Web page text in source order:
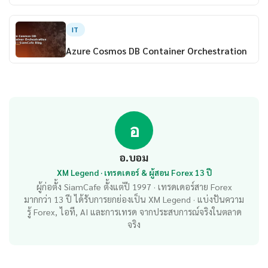
IT
Azure Cosmos DB Container Orchestration
อ
อ.บอม
XM Legend · เทรดเดอร์ & ผู้สอน Forex 13 ปี
ผู้ก่อตั้ง SiamCafe ตั้งแต่ปี 1997 · เทรดเดอร์สาย Forex
มากกว่า 13 ปี ได้รับการยกย่องเป็น XM Legend · แบ่งปันความ
รู้ Forex, ไอที, AI และการเทรด จากประสบการณ์จริงในตลาด
จริง